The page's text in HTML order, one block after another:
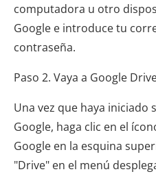
computadora u otro
Google e introduce tu
contraseña.
Paso 2. Vaya a Google
Una vez que haya iniciado
Google, haga clic en el
Google en la esquina
"Drive" en el menú